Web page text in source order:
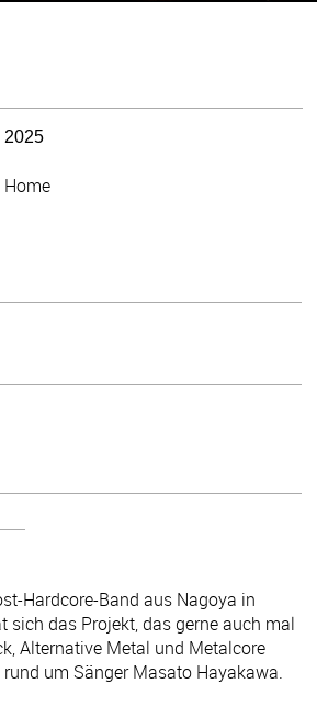
2025
Home
Hardcore-Band aus Nagoya in
sich das Projekt, das gerne auch mal
Alternative Metal und Metalcore
um Sänger Masato Hayakawa.